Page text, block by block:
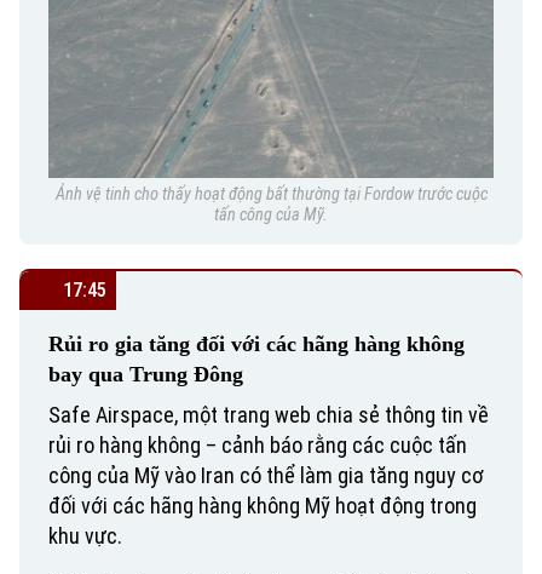
Xu hướng
Ảnh vệ tinh cho thấy hoạt động bất thường tại Fordow trước cuộc
tấn công của Mỹ.
17:45
Rủi ro gia tăng đối với các hãng hàng không
bay qua Trung Đông
Safe Airspace, một trang web chia sẻ thông tin về
rủi ro hàng không – cảnh báo rằng các cuộc tấn
công của Mỹ vào Iran có thể làm gia tăng nguy cơ
đối với các hãng hàng không Mỹ hoạt động trong
khu vực.